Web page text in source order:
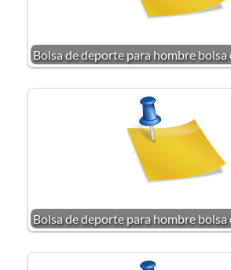
Bolsa de deporte para hombre
Bolsa de deporte para hombre